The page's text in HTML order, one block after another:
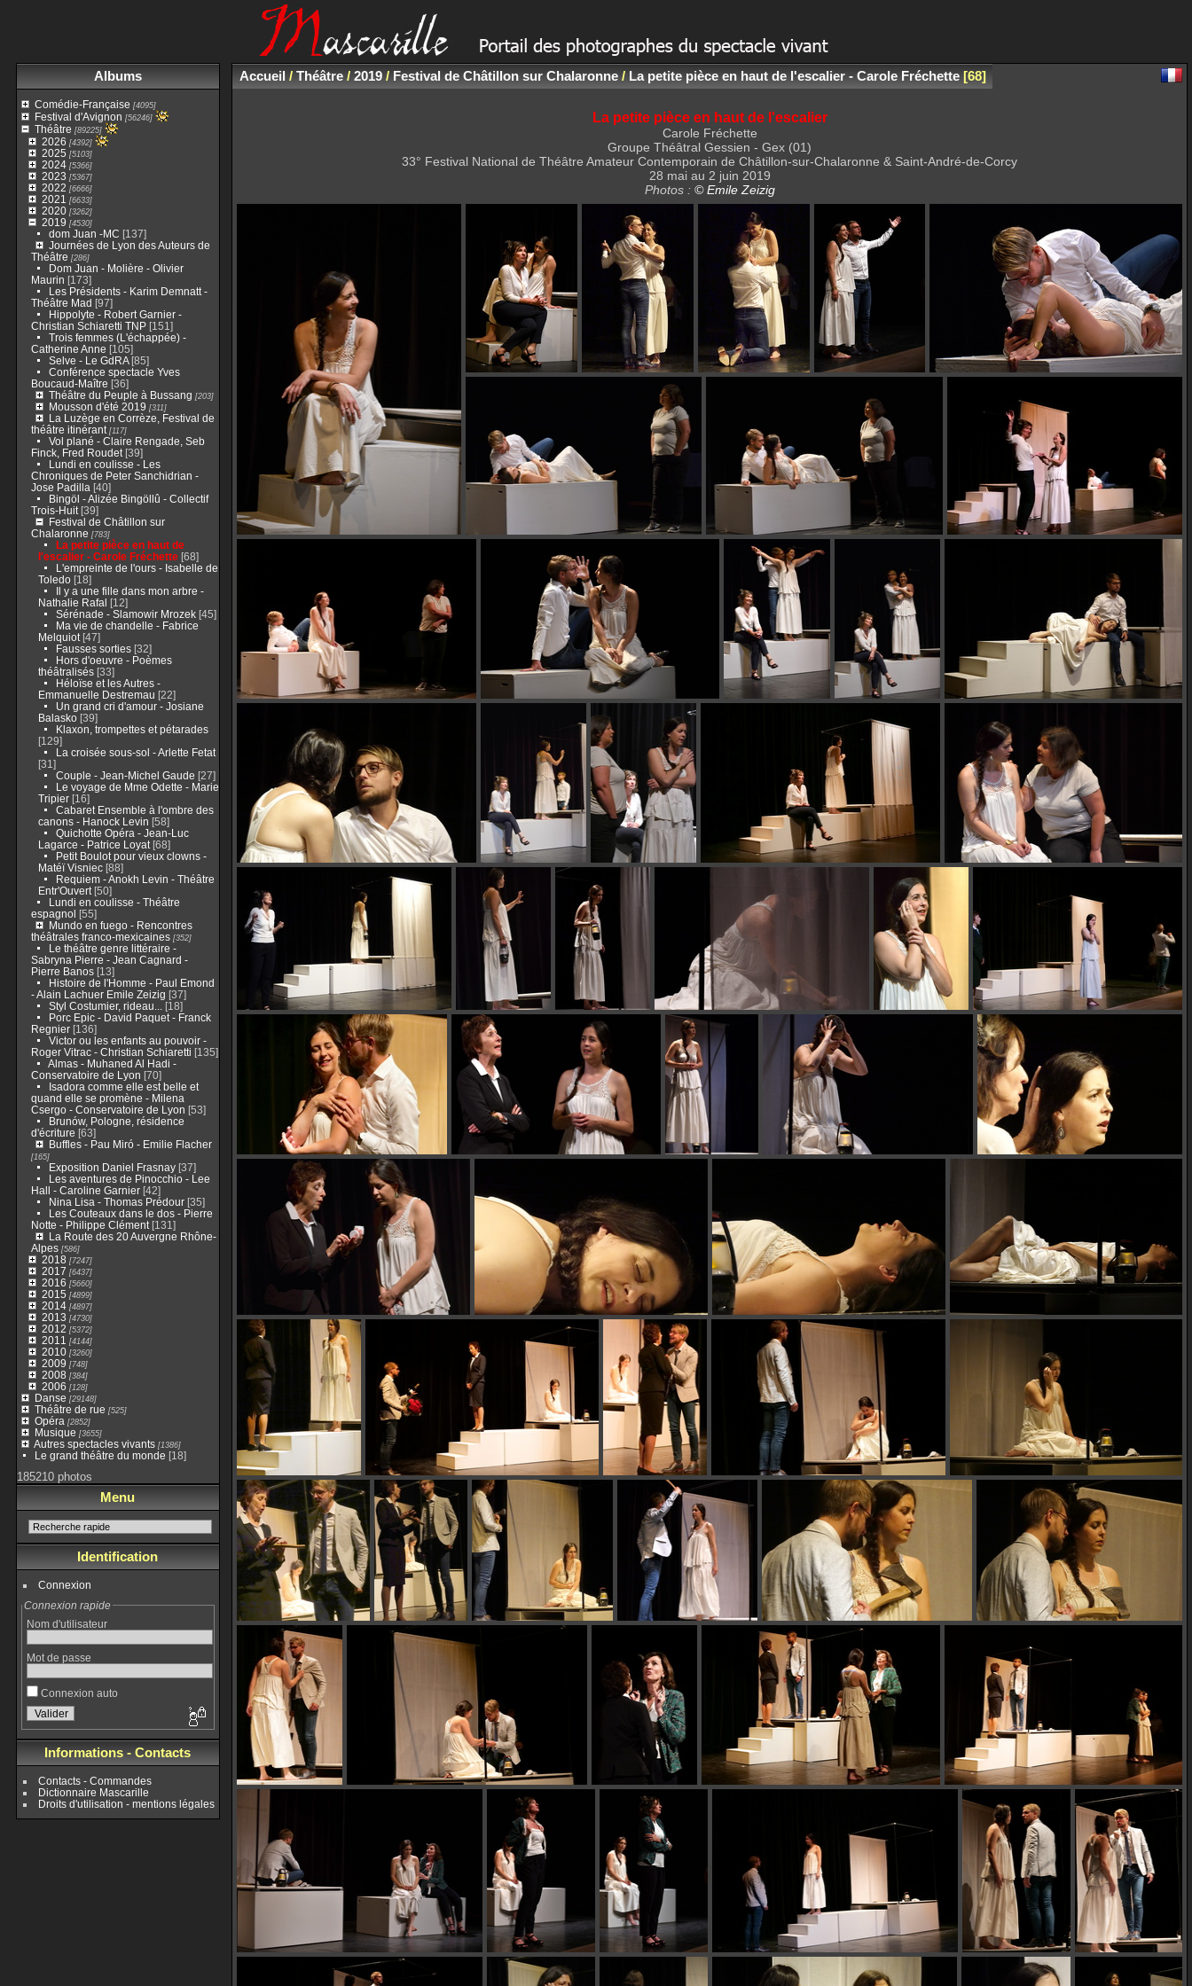
Albums
Comédie-Française [4095]
Festival d'Avignon [56246]
Théâtre [89225]
2026 [4392]
2025 [5103]
2024[5366]
2023 [5367]
2022 [6666]
2021 [6633]
2020[3262]
2019 [4530]
dom Juan -MC [137]
Journées de Lyon des Auteurs de
Théâtre [286]
Dom Juan - Molière - Olivier
Maurin [173]
Les Présidents - Karim Demnatt -
Théâtre Mad [97]
Hippolyte - Robert Garnier -
Christian Schiaretti TNP[151]
Trois femmes (L'échappée) -
Catherine Anne [105]
Selve - Le GdRA[85]
Conférence spectacle Yves
Boucaud-Maître [36]
Théâtre du Peuple à Bussang [203]
Mousson d'été 2019 [311]
La Luzège en Corrèze, Festival de
théâtre itinérant[117]
Vol plané - Claire Rengade, Seb
Finck, Fred Roudet[39]
Lundi en coulisse - Les
Chroniques de Peter Sanchidrian -
Jose Padilla [40]
Bingöl - Alizée Bingöllû - Collectif
Trois-Huit[39]
Festival de Châtillon sur
Chalaronne [783]
La petite pièce en haut de
l'escalier - Carole Fréchette[68]
L'empreinte de l'ours - Isabelle de
Toledo[18]
Il y a une fille dans mon arbre -
Nathalie Rafal [12]
Sérénade - Slamowir Mrozek[45]
Ma vie de chandelle - Fabrice
Melquiot[47]
Fausses sorties[32]
Hors d'oeuvre - Poèmes
théâtralisés[33]
Héloïse et les Autres -
Emmanuelle Destremau [22]
Un grand cri d'amour - Josiane
Balasko[39]
Klaxon, trompettes et pétarades
[129]
La croisée sous-sol - Arlette Fetat
[31]
Couple - Jean-Michel Gaude [27]
Le voyage de Mme Odette - Marie
Tripier[16]
Cabaret Ensemble à l'ombre des
canons - Hanock Levin [58]
Quichotte Opéra - Jean-Luc
Lagarce - Patrice Loyat[68]
Petit Boulot pour vieux clowns -
Matéï Visniec[88]
Requiem - Anokh Levin - Théâtre
Entr'Ouvert[50]
Lundi en coulisse - Théâtre
espagnol [55]
Mundo en fuego - Rencontres
théâtrales franco-mexicaines[352]
Le théâtre genre littéraire -
Sabryna Pierre - Jean Cagnard -
Pierre Banos[13]
Histoire de l'Homme - Paul Emond
- Alain Lachuer Emile Zeizig [37]
Styl Costumier, rideau...
[18]
Porc Epic - David Paquet - Franck
Regnier[136]
Victor ou les enfants au pouvoir -
Roger Vitrac - Christian Schiaretti [135]
Almas - Muhaned Al Hadi -
Conservatoire de Lyon [70]
Isadora comme elle est belle et
quand elle se promène - Milena
Csergo - Conservatoire de Lyon [53]
Brunów, Pologne, résidence
d'écriture [63]
Buffles - Pau Miró - Emilie Flacher
[165]
Exposition Daniel Frasnay[37]
Les aventures de Pinocchio - Lee
Hall - Caroline Garnier [42]
Nina Lisa - Thomas Prédour[35]
Les Couteaux dans le dos - Pierre
Notte - Philippe Clément[131]
La Route des 20 Auvergne Rhône-
Alpes[586]
2018 [7247]
2017 [6437]
2016 [5660]
2015 [4899]
2014[4897]
2013 [4730]
2012 [5372]
2011 [4144]
2010[3260]
2009 [748]
2008 [384]
2006 [128]
Danse [29148]
Théâtre de rue [525]
Opéra [2852]
Musique [3655]
Autres spectacles vivants[1386]
Le grand théâtre du monde [18]
185210 photos
Menu
Identification
Connexion
Connexion rapide
Nom d'utilisateur
Mot de passe
Connexion auto
Informations - Contacts
Contacts - Commandes
Dictionnaire Mascarille
Droits d'utilisation - mentions légales
Accueil/ Théâtre/ 2019/ Festival de Châtillon sur Chalaronne/ La petite pièce en haut de l'escalier - Carole Fréchette 68
La petite pièce en haut de l'escalier
Carole Fréchette
Groupe Théâtral Gessien - Gex (01)
33° Festival National de Théâtre Amateur Contemporain de Châtillon-sur-Chalaronne & Saint-André-de-Corcy
28 mai au 2 juin 2019
Photos : © Emile Zeizig